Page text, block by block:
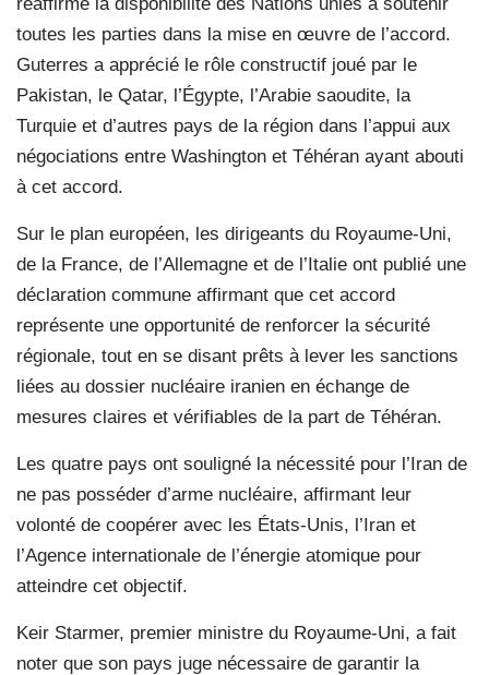
toutes les parties dans la mise en œuvre de l’accord.
Guterres a apprécié le rôle constructif joué par le
Pakistan, le Qatar, l’Égypte, l’Arabie saoudite, la
Turquie et d’autres pays de la région dans l’appui aux
négociations entre Washington et Téhéran ayant abouti
à cet accord.
Sur le plan européen, les dirigeants du Royaume-Uni,
de la France, de l’Allemagne et de l’Italie ont publié une
déclaration commune affirmant que cet accord
représente une opportunité de renforcer la sécurité
régionale, tout en se disant prêts à lever les sanctions
liées au dossier nucléaire iranien en échange de
mesures claires et vérifiables de la part de Téhéran.
Les quatre pays ont souligné la nécessité pour l’Iran de
ne pas posséder d’arme nucléaire, affirmant leur
volonté de coopérer avec les États-Unis, l’Iran et
l’Agence internationale de l’énergie atomique pour
atteindre cet objectif.
Keir Starmer, premier ministre du Royaume-Uni, a fait
noter que son pays juge nécessaire de garantir la